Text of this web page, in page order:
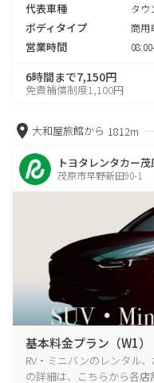
代表車種 タウ
ボディタイプ 商用
営業時間
6時間まで7,150円
免責補償制度1,100円
大和屋旅館から 1812m
トヨタレンタカー茂
茂原市早野新田90-1
基本料金プラン（W1）
RV・ミニバンのレンタル
の詳細は、こちらから各店